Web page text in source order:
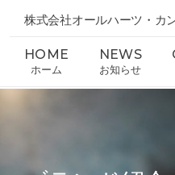
株式会社オールハーツ・カ
HOME
ホーム
NEWS
お知らせ